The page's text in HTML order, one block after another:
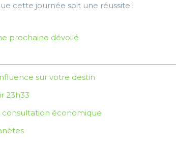
cette journée soit une réussite !
prochaine dévoilé
sur votre destin
23h33
économique